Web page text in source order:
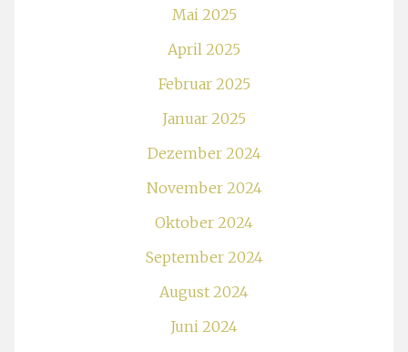
Mai 2025
April 2025
Februar 2025
Januar 2025
Dezember 2024
November 2024
Oktober 2024
September 2024
August 2024
Juni 2024